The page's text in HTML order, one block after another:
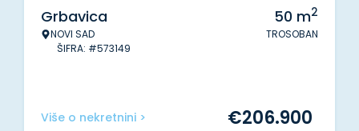
Grbavica
NOVI SAD
ŠIFRA: #573149
50 m2
TROSOBAN
Više o nekretnini > €206.900